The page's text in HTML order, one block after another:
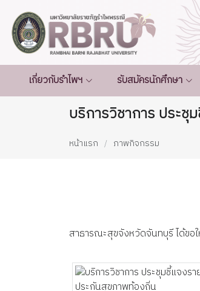
เกี่ยวกับรำไพฯ รับสมัครนักศึกษา
บริการวิชาการ ประ
หน้าแรก ภาพกิจกรรม
สาธารณะสุขจังหวัดจันทบุรี ได้ขอ